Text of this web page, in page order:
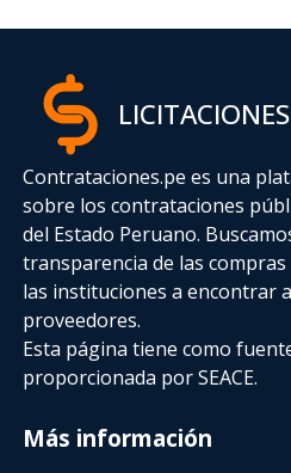
LICITACIONES
Contrataciones.pe es una
sobre los contrataciones
del Estado Peruano.
transparencia de las
las instituciones a encontrar
proveedores.
Esta página tiene como
proporcionada por SEACE.
Más información